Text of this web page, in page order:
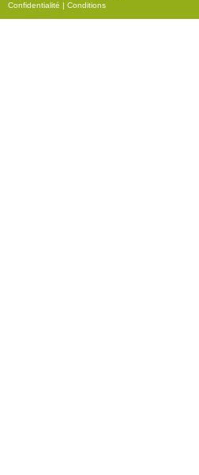
Confidentialité | Conditions